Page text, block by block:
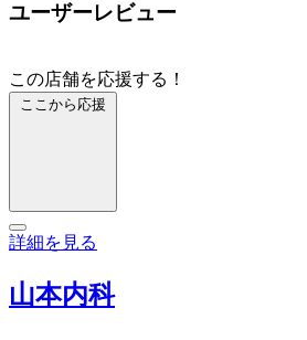
ユーザーレビュー
この店舗を応援する！
ここから応援
詳細を見る
山本内科